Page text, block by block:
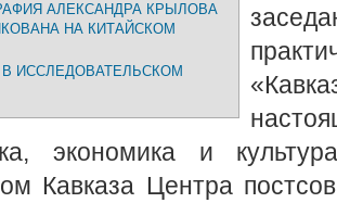
АЛЕКСАНДРА КРЫЛОВА
НА КИТАЙСКОМ
В ИССЛЕДОВАТЕЛЬСКОМ
экономика и
Кавказа Центра